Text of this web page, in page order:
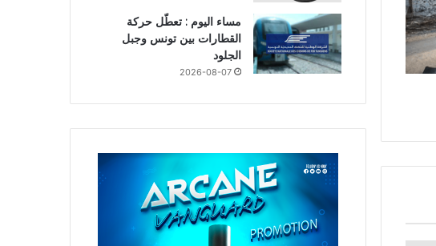
مساء اليوم : تعطّل حركة
القطارات بين تونس وجبل
الجلود
2026-08-07